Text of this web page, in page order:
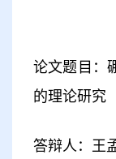
论文题目：
的理论研究
答辩人：王